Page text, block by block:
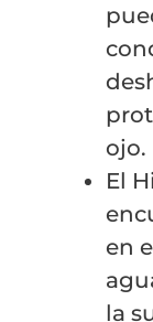
ojo.
El
en
la